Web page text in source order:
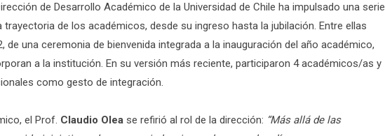
de Desarrollo Académico de la Universidad de Chile ha impulsado una serie
de los académicos, desde su ingreso hasta la jubilación. Entre ellas
de una ceremonia de bienvenida integrada a la inauguración del año académico,
a la institución. En su versión más reciente, participaron 4 académicos/as y
como gesto de integración.
el Prof. Claudio Olea se refirió al rol de la dirección: “Más allá de las